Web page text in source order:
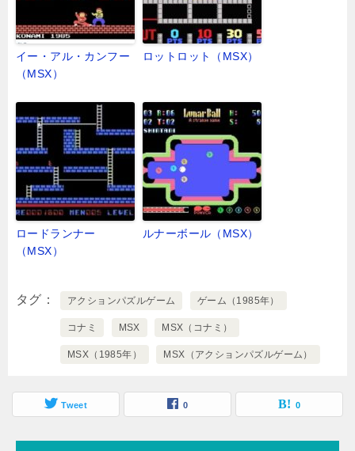
イー・アル・カンフー
（MSX）
ロットロット（MSX）
ロードランナー
（MSX）
ルナーボール（MSX）
タグ アクションパズルゲーム ゲーム（1985年）
コナミ MSX MSX（コナミ）
MSX（1985年） MSX（アクションパズルゲーム）
Tweet 0 0